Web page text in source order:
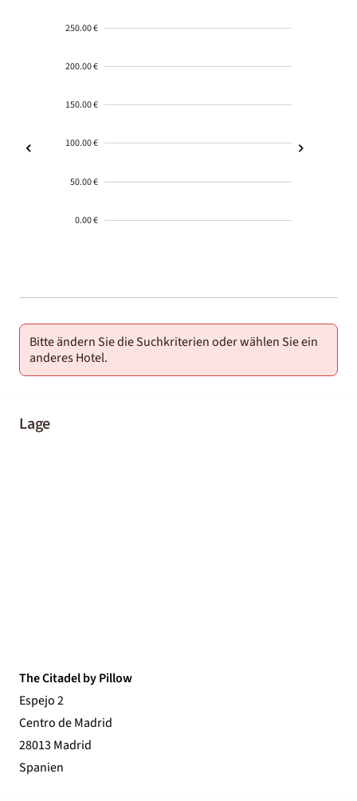
250.00 €
200.00 €
150.00 €
100.00 €
50.00 €
0.00 €
01-02
Bitte ändern Sie die Suchkriterien oder wählen Sie ein
anderes Hotel.
Lage
The Citadel by Pillow
Espejo 2
Centro de Madrid
28013 Madrid
Spanien